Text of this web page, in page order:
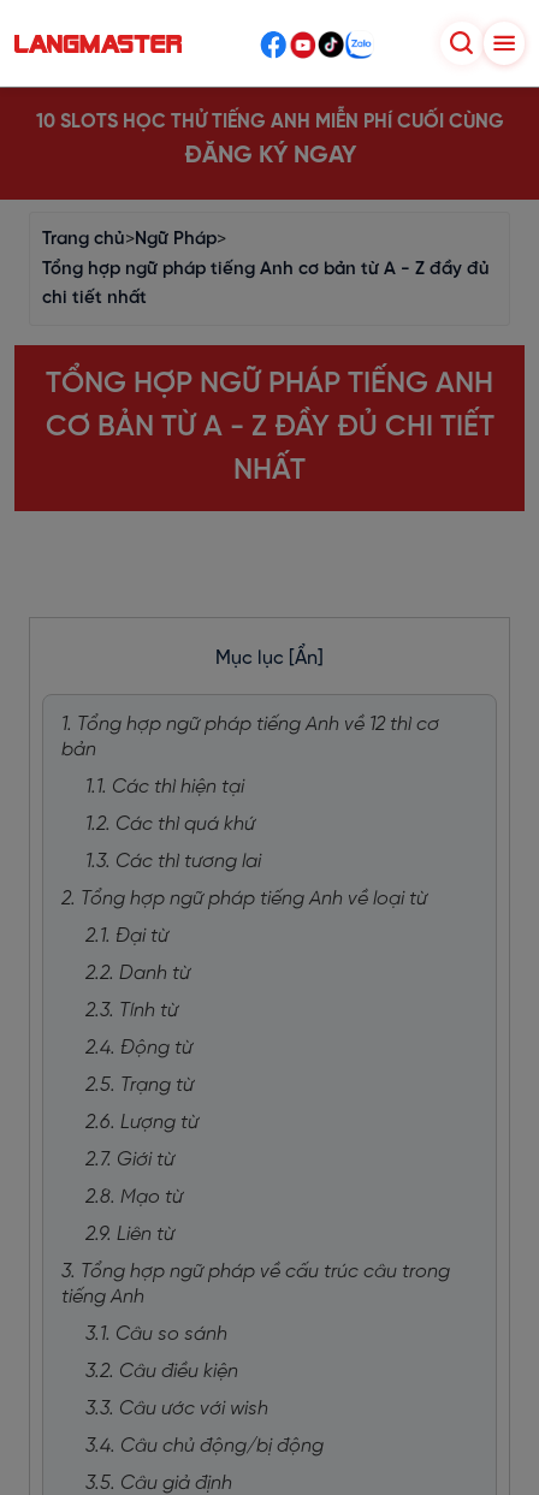
10 SLOTS HỌC THỬ TIẾNG ANH MIỄN PHÍ CUỐI CÙNG
ĐĂNG KÝ NGAY
Trang chủ>Ngữ Pháp>
Tổng hợp ngữ pháp tiếng Anh cơ bản từ A - Z đầy đủ
chi tiết nhất
TỔNG HỢP NGỮ PHÁP TIẾNG ANH
CƠ BẢN TỪ A - Z ĐẦY ĐỦ CHI TIẾT
NHẤT
Mục lục [Ẩn]
1. Tổng hợp ngữ pháp tiếng Anh về 12 thì cơ
bản
1.1. Các thì hiện tại
1.2. Các thì quá khứ
1.3. Các thì tương lai
2. Tổng hợp ngữ pháp tiếng Anh về loại từ
2.1. Đại từ
2.2. Danh từ
2.3. Tính từ
2.4. Động từ
2.5. Trạng từ
2.6. Lượng từ
2.7. Giới từ
2.8. Mạo từ
2.9. Liên từ
3. Tổng hợp ngữ pháp về cấu trúc câu trong
tiếng Anh
3.1. Câu so sánh
3.2. Câu điều kiện
3.3. Câu ước với wish
3.4. Câu chủ động/bị động
3.5. Câu giả định